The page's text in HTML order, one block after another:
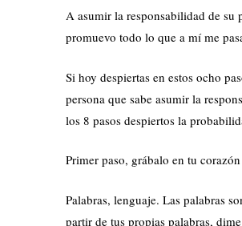
A asumir la responsabilidad de su
promuevo todo lo que a mí me
Si hoy despiertas en estos ocho
persona que sabe asumir la
los 8 pasos despiertos la
Primer paso, grábalo en tu
Palabras, lenguaje. Las palabras
partir de tus propias palabras,